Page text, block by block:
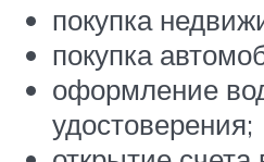
покупка
покупка
оформление
удостоверения;